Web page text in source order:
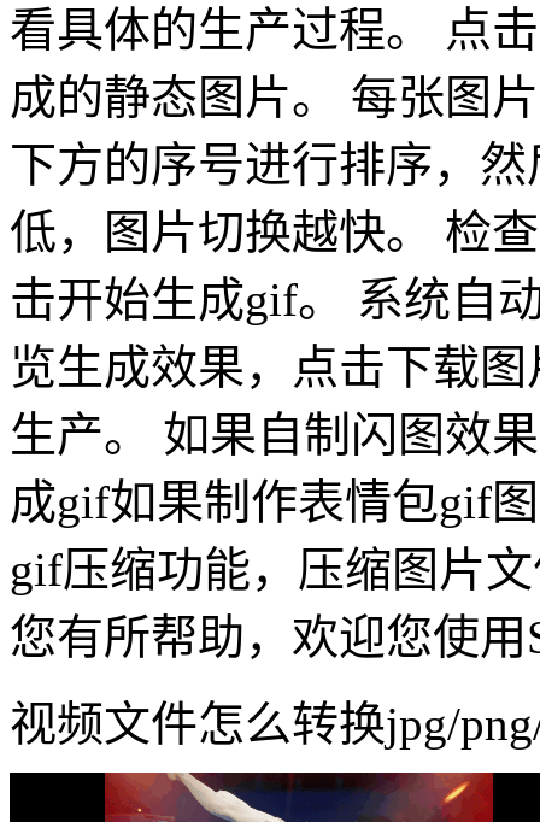
看具体的生产过程。 点
成的静态图片。 每张图
下方的序号进行排序，
低，图片切换越快。 检
击开始生成gif。 系统自
览生成效果，点击下载
生产。 如果自制闪图效
成gif如果制作表情包gif
gif压缩功能，压缩图片
您有所帮助，欢迎您使
视频文件怎么转换jpg/